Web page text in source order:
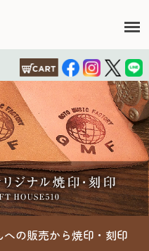
の販売から焼印・刻印